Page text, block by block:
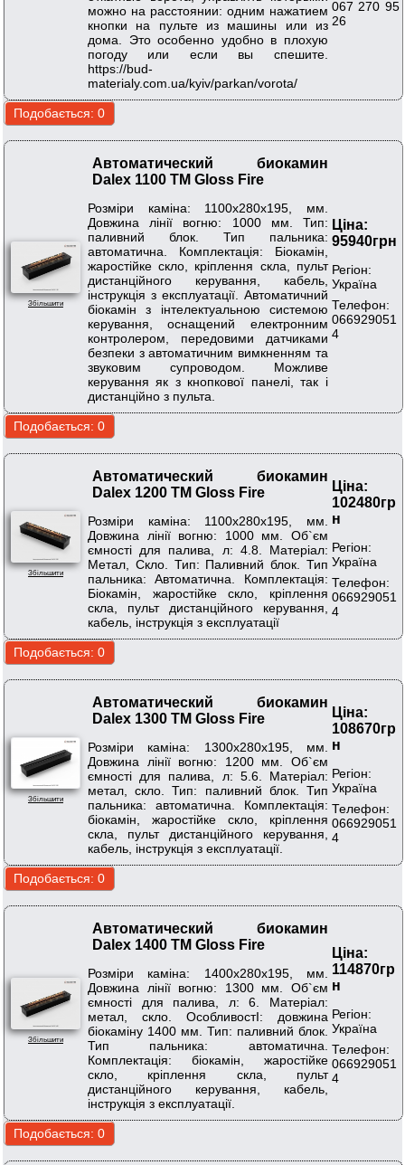
можно на расстоянии: одним нажатием
кнопки на пульте из машины или из
дома. Это особенно удобно в плохую
погоду или если вы спешите.
https://bud-
materialy.com.ua/kyiv/parkan/vorota/
067 270 95
26
Збільшити
Автоматический биокамин
Dalex 1100 ТМ Gloss Fire
Розміри каміна: 1100х280х195, мм.
Довжина лінії вогню: 1000 мм. Тип:
паливний блок. Тип пальника:
автоматична. Комплектація: Біокамін,
жаростійке скло, кріплення скла, пульт
дистанційного керування, кабель,
інструкція з експлуатації. Автоматичний
біокамін з інтелектуальною системою
керування, оснащений електронним
контролером, передовими датчиками
безпеки з автоматичним вимкненням та
звуковим супроводом. Можливе
керування як з кнопкової панелі, так і
дистанційно з пульта.
Ціна:
95940грн
Регіон:
Україна
Телефон:
066929051
4
Збільшити
Автоматический биокамин
Dalex 1200 ТМ Gloss Fire
Розміри каміна: 1100х280х195, мм.
Довжина лінії вогню: 1000 мм. Об`єм
ємності для палива, л: 4.8. Матеріал:
Метал, Скло. Тип: Паливний блок. Тип
пальника: Автоматична. Комплектація:
Біокамін, жаростійке скло, кріплення
скла, пульт дистанційного керування,
кабель, інструкція з експлуатації
Ціна:
102480гр
н
Регіон:
Україна
Телефон:
066929051
4
Збільшити
Автоматический биокамин
Dalex 1300 ТМ Gloss Fire
Розміри каміна: 1300х280х195, мм.
Довжина лінії вогню: 1200 мм. Об`єм
ємності для палива, л: 5.6. Матеріал:
метал, скло. Тип: паливний блок. Тип
пальника: автоматична. Комплектація:
біокамін, жаростійке скло, кріплення
скла, пульт дистанційного керування,
кабель, інструкція з експлуатації.
Ціна:
108670гр
н
Регіон:
Україна
Телефон:
066929051
4
Збільшити
Автоматический биокамин
Dalex 1400 ТМ Gloss Fire
Розміри каміна: 1400х280х195, мм.
Довжина лінії вогню: 1300 мм. Об`єм
ємності для палива, л: 6. Матеріал:
метал, скло. ОсобливостІ: довжина
біокаміну 1400 мм. Тип: паливний блок.
Тип пальника: автоматична.
Комплектація: біокамін, жаростійке
скло, кріплення скла, пульт
дистанційного керування, кабель,
інструкція з експлуатації.
Ціна:
114870гр
н
Регіон:
Україна
Телефон:
066929051
4